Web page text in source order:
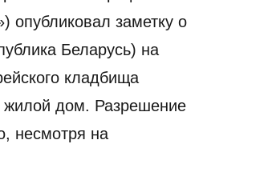
опубликовал заметку о
Беларусь) на
кладбища
жилой дом. Разрешение
несмотря на